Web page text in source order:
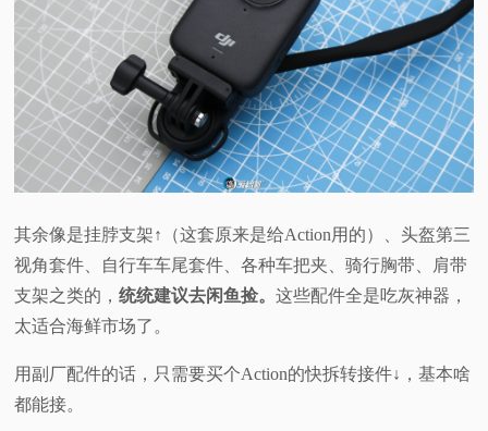
其余像是挂脖支架↑（这套原来是给Action用的）、头盔第三
视角套件、自行车车尾套件、各种车把夹、骑行胸带、肩带
支架之类的，统统建议去闲鱼捡。这些配件全是吃灰神器，
太适合海鲜市场了。
用副厂配件的话，只需要买个Action的快拆转接件↓，基本啥
都能接。